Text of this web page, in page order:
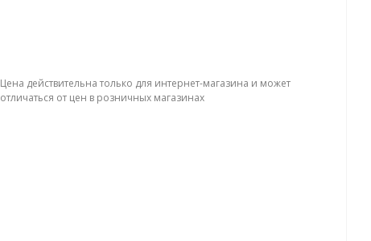
Цена действительна только для интернет-магазина и может
отличаться от цен в розничных магазинах